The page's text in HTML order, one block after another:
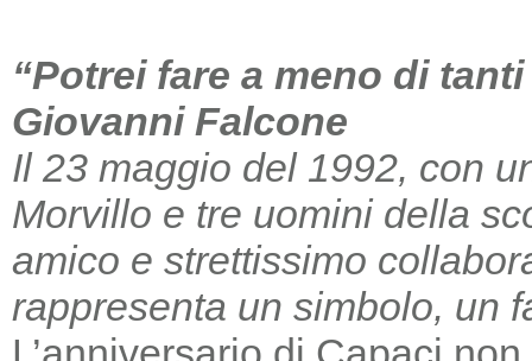
“Potrei fare a meno di
Giovanni Falcone
Il 23 maggio del 1992, con
Morvillo e tre uomini della
amico e strettissimo
rappresenta un simbolo, un